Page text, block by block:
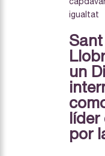
un
líder
por